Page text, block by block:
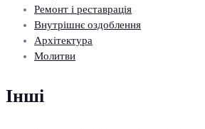
Ремонт і реставрація
Внутрішнє оздоблення
Архітектура
Молитви
Інші